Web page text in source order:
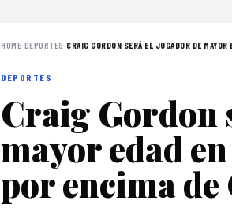
HOME›DEPORTES ›CRAIG GORDON SERÁ EL JUGADOR DE MAYOR
DEPORTES
Craig Gordon
mayor edad
por encima